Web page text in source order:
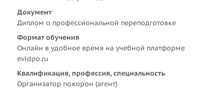
Документ
Диплом о профессиональной переподготовке
Формат обучения
Онлайн в удобное время на учебной платформе
evidpo.ru
Квалификация, профессия, специальность
Организатор похорон (агент)